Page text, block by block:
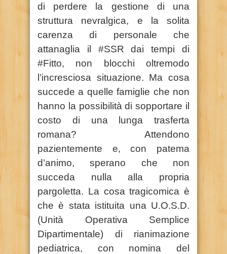
di perdere la gestione di una
struttura nevralgica, e la solita
carenza di personale che
attanaglia il #SSR dai tempi di
#Fitto, non blocchi oltremodo
l’incresciosa situazione. Ma cosa
succede a quelle famiglie che non
hanno la possibilità di sopportare il
costo di una lunga trasferta
romana? Attendono
pazientemente e, con patema
d’animo, sperano che non
succeda nulla alla propria
pargoletta. La cosa tragicomica è
che è stata istituita una U.O.S.D.
(Unità Operativa Semplice
Dipartimentale) di rianimazione
pediatrica, con nomina del